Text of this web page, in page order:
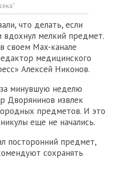
что делать, если
вдохнул мелкий предмет.
своем Max-канале
медицинского
Алексей Никонов.
минувшую неделю
Дворянинов извлек
предметов. И это
еще не начались.
посторонний предмет,
сохранять